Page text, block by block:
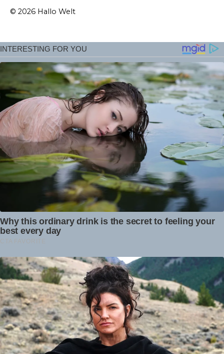
© 2026 Hallo Welt